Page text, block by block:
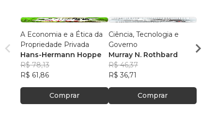
A Economia e a Ética da
Propriedade Privada
Hans-Hermann Hoppe
R$ 78,13
R$ 61,86
Comprar
Ciência, Tecnologia e
Governo
Murray N. Rothbard
R$ 46,37
R$ 36,71
Comprar
Jr.
R$